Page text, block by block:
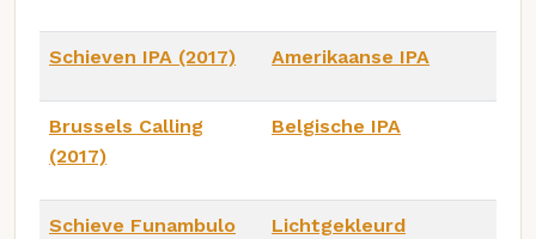
Schieven IPA (2017) Amerikaanse IPA
Brussels Calling
(2017)
Belgische IPA
Schieve Funambulo
Lichtgekleurd